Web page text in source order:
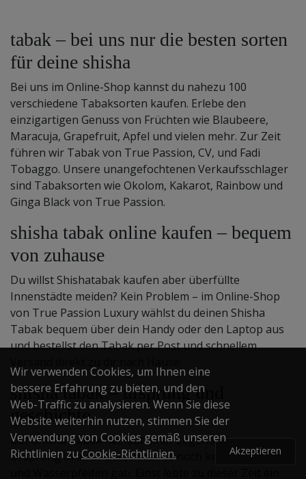
tabak – bei uns nur die besten sorten
für deine shisha
Bei uns im Online-Shop kannst du nahezu 100
verschiedene Tabaksorten kaufen. Erlebe den
einzigartigen Genuss von Früchten wie Blaubeere,
Maracuja, Grapefruit, Apfel und vielen mehr. Zur Zeit
führen wir Tabak von True Passion, CV, und Fadi
Tobaggo. Unsere unangefochtenen Verkaufsschlager
sind Tabaksorten wie Okolom, Kakarot, Rainbow und
Ginga Black von True Passion.
shisha tabak online kaufen – bequem
von zuhause
Du willst Shishatabak kaufen aber überfüllte
Innenstädte meiden? Kein Problem – im Online-Shop
von True Passion Luxury wählst du deinen Shisha
Tabak bequem über dein Handy oder den Laptop aus
und bestellst den Tabak per Post und schnellem
shisha tabak – ursprung und
geschichte
Der Shisha Tabak hat laut einer Legende ihren
Ursprung in einer Zeit, in der es noch keine Shishas
Wir verwenden Cookies, um Ihnen eine
bessere Erfahrung zu bieten, und den
Web-Traffic zu analysieren. Wenn Sie diese
Website weiterhin nutzen, stimmen Sie der
Verwendung von Cookies gemäß unseren
Richtlinien zu Cookie-Richtlinien. Akzeptieren